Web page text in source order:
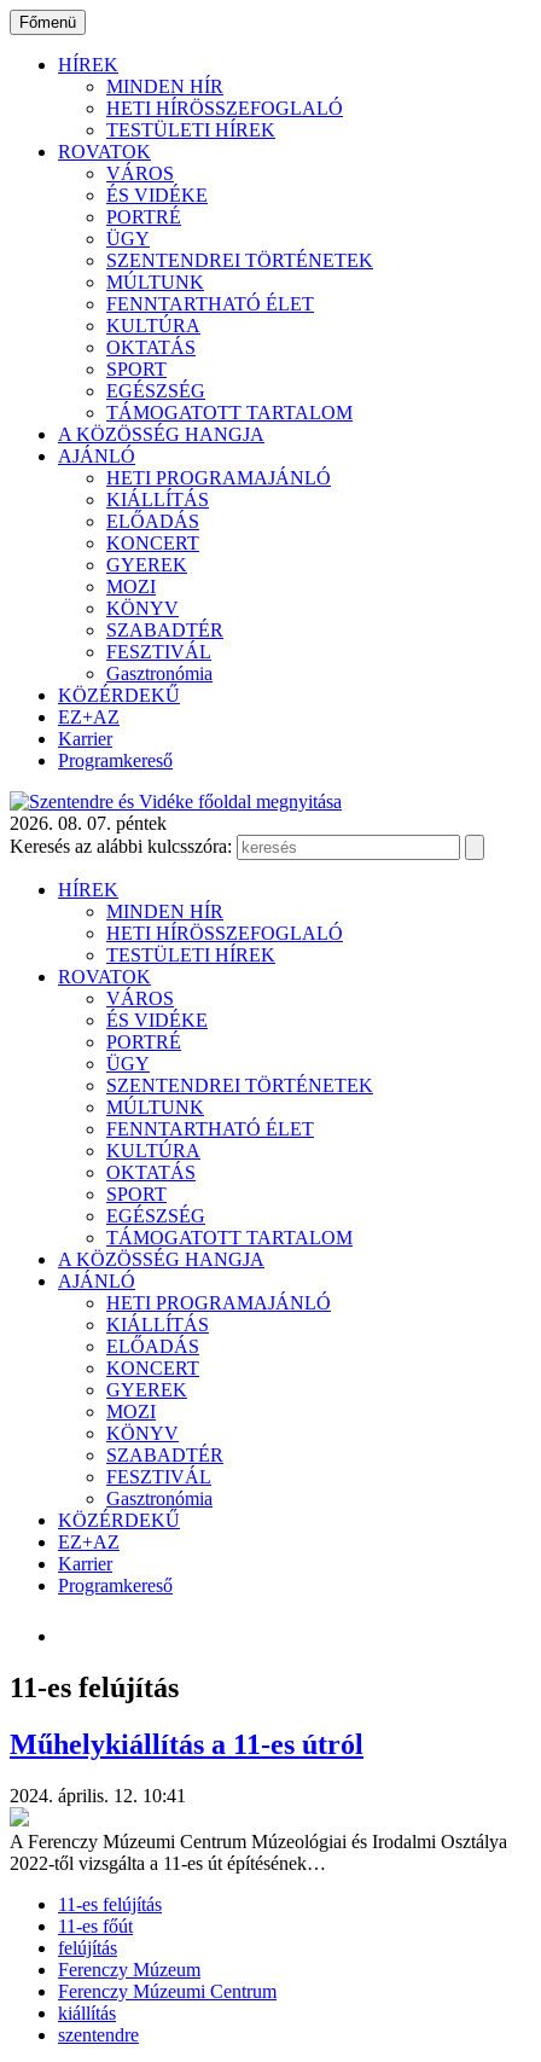
Ugrás
a
tartalomhoz
Főmenü
HÍREK
MINDEN HÍR
HETI HÍRÖSSZEFOGLALÓ
TESTÜLETI HÍREK
ROVATOK
VÁROS
ÉS VIDÉKE
PORTRÉ
ÜGY
SZENTENDREI TÖRTÉNETEK
MÚLTUNK
FENNTARTHATÓ ÉLET
KULTÚRA
OKTATÁS
SPORT
EGÉSZSÉG
TÁMOGATOTT TARTALOM
A KÖZÖSSÉG HANGJA
AJÁNLÓ
HETI PROGRAMAJÁNLÓ
KIÁLLÍTÁS
ELŐADÁS
KONCERT
GYEREK
MOZI
KÖNYV
SZABADTÉR
FESZTIVÁL
Gasztronómia
KÖZÉRDEKŰ
EZ+AZ
Karrier
Programkereső
2026. 08. 07. péntek
Keresés az alábbi kulcsszóra:
HÍREK
MINDEN HÍR
HETI HÍRÖSSZEFOGLALÓ
TESTÜLETI HÍREK
ROVATOK
VÁROS
ÉS VIDÉKE
PORTRÉ
ÜGY
SZENTENDREI TÖRTÉNETEK
MÚLTUNK
FENNTARTHATÓ ÉLET
KULTÚRA
OKTATÁS
SPORT
EGÉSZSÉG
TÁMOGATOTT TARTALOM
A KÖZÖSSÉG HANGJA
AJÁNLÓ
HETI PROGRAMAJÁNLÓ
KIÁLLÍTÁS
ELŐADÁS
KONCERT
GYEREK
MOZI
KÖNYV
SZABADTÉR
FESZTIVÁL
Gasztronómia
KÖZÉRDEKŰ
EZ+AZ
Karrier
Programkereső
11-es felújítás
Műhelykiállítás a 11-es útról
2024. április. 12. 10:41
A Ferenczy Múzeumi Centrum Múzeológiai és Irodalmi Osztálya
2022-től vizsgálta a 11-es út építésének…
11-es felújítás
11-es főút
felújítás
Ferenczy Múzeum
Ferenczy Múzeumi Centrum
kiállítás
szentendre